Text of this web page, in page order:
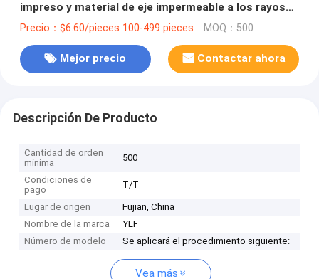
impreso y material de eje impermeable a los rayos
UV
Precio：$6.60/pieces 100-499 pieces MOQ：500
Mejor precio Contactar ahora
Descripción De Producto
Cantidad de orden
mínima
500
Condiciones de
pago
T/T
Lugar de origen
Fujian, China
Nombre de la marca
YLF
Número de modelo
Se aplicará el procedimiento siguiente:
Vea más